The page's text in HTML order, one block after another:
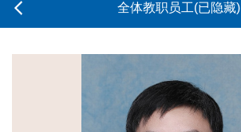
全体教职员工(已隐藏)